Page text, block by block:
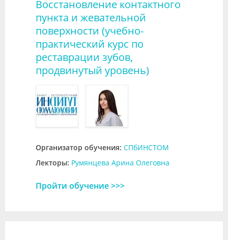
Восстановление контактного
пункта и жевательной
поверхности (учебно-
практический курс по
реставрации зубов,
продвинутый уровень)
Организатор обучения: СПбИНСТОМ
Лекторы: Румянцева Арина Олеговна
Пройти обучение >>>